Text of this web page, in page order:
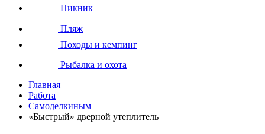
Пикник
Пляж
Походы и кемпинг
Рыбалка и охота
Главная
Работа
Самоделкиным
«Быстрый» дверной утеплитель